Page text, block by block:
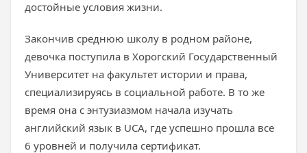
достойные условия жизни.
Закончив среднюю школу в родном районе,
девочка поступила в Хорогский Государственный
Университет на факультет истории и права,
специализируясь в социальной работе. В то же
время она с энтузиазмом начала изучать
английский язык в UCA, где успешно прошла все
6 уровней и получила сертификат.